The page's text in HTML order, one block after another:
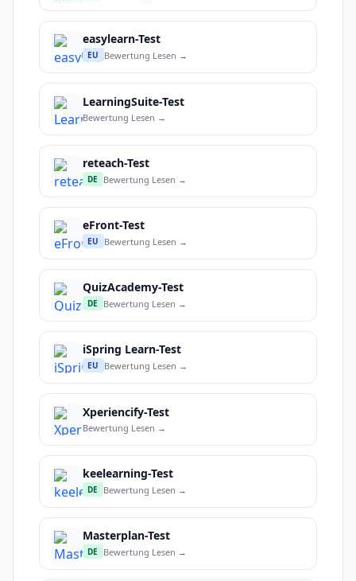
easylearn-Test
EU Bewertung Lesen →
LearningSuite-Test
Bewertung Lesen →
reteach-Test
DE Bewertung Lesen →
eFront-Test
EU Bewertung Lesen →
QuizAcademy-Test
DE Bewertung Lesen →
iSpring Learn-Test
EU Bewertung Lesen →
Xperiencify-Test
Bewertung Lesen →
keelearning-Test
DE Bewertung Lesen →
Masterplan-Test
DE Bewertung Lesen →